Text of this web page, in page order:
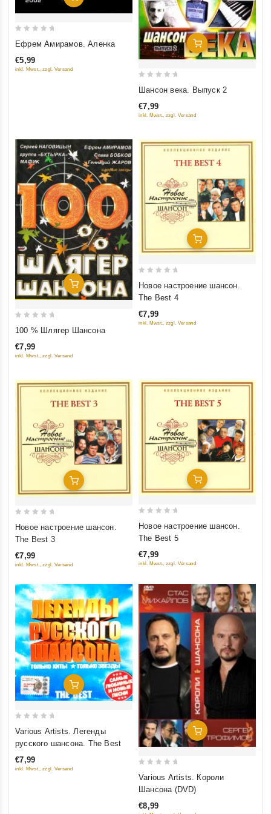
out
of
Ефрем Амирамов. Аленка
€5,99
inkl. Mwst., zzgl. Versand
Добавить В Корзину
of
Шансон века. Выпуск 2
€7,99
inkl. Mwst., zzgl. Versand
Добавить В Корзину
of
100 % Шлягер Шансона
€7,99
inkl. Mwst., zzgl. Versand
Добавить В Корзину
5
Новое настроение шансон.
The Best 4
€7,99
inkl. Mwst., zzgl. Versand
Добавить В Корзину
5
Новое настроение шансон.
The Best 3
€7,99
inkl. Mwst., zzgl. Versand
Добавить В Корзину
5
Новое настроение шансон.
The Best 5
€7,99
inkl. Mwst., zzgl. Versand
Добавить В Корзину
5
Various Artists. Легенды
русского шансона. The Best
€7,99
inkl. Mwst., zzgl. Versand
Добавить В Корзину
5
Various Artists. Короли
Шансона (DVD)
€8,99